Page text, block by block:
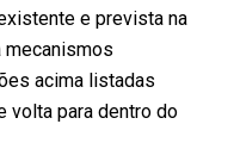
e prevista na
mecanismos
acima listadas
volta para dentro do